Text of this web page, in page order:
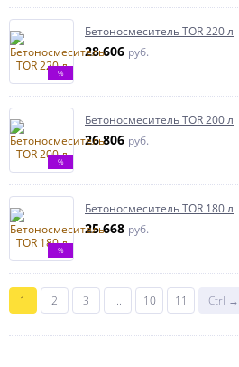
%
Бетоносмеситель TOR 220 л
28 606 руб.
%
Бетоносмеситель TOR 200 л
26 806 руб.
%
Бетоносмеситель TOR 180 л
25 668 руб.
1 2 3 ... 10 11 Ctrl →